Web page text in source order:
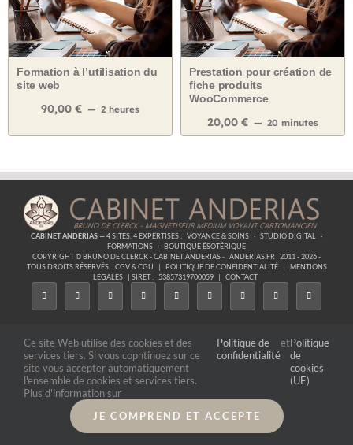
Formation à l’utilisation du
site web
90,00€ 2 heures
Prestation pour création de
fiche produits
WooCommerce
20,00€ 20 minutes
CABINET ANDERIAS— 4 SITES, 4 EXPERTISES : VOYANCE & SOINS · STUDIO DIGITAL ·
FORMATIONS · BOUTIQUE ÉSOTÉRIQUE
COPYRIGHT © BRUNO DE CLERCK - CABINET ANDERIAS - ANDERIAS.FR 2011 - 2026 -
TOUS DROITS RÉSERVÉS. CGV & CGU | POLITIQUE DE CONFIDENTIALITÉ |
MENTIONS
LÉGALES
| SIRET : 53857319700059 | CONTACT
Ce site Web utilise des cookies et des
services tiers. Si vous copntinuez sur ce
site vous accepter automatiquement
l'ensemble de cookies et services tiers.
Plus d'information sur
Politique de
confidentialité
etPolitique
de
cookies
(UE)
JE COMPREND ET ACCEPTE